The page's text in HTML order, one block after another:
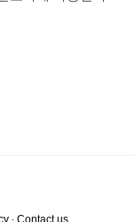
· Contact us